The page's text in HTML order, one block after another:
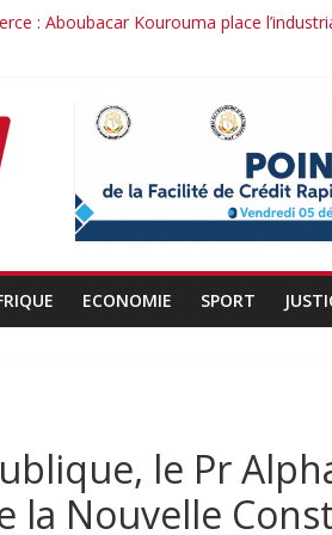
: Aboubacar Kourouma place
: la confiance renouvelée envers un
d’un officier au service du Président et
ECONOMIE SPORT
le Pr
la Nouvelle